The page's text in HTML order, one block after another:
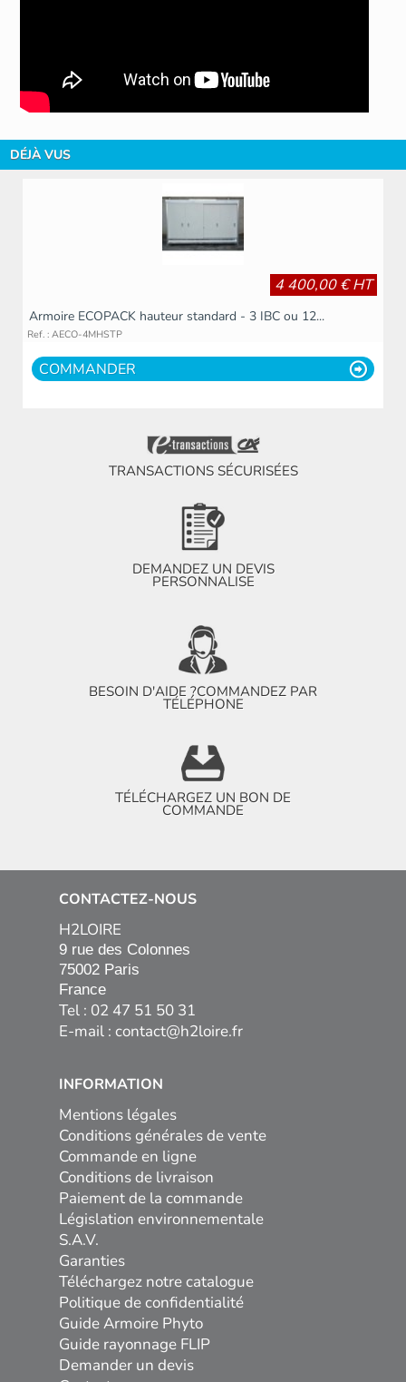
DÉJÀ VUS
4 400,00 € HT
Armoire ECOPACK hauteur standard - 3 IBC ou 12...
Ref. : AECO-4MHSTP
COMMANDER
TRANSACTIONS SÉCURISÉES
DEMANDEZ UN DEVIS
PERSONNALISE
BESOIN D'AIDE ?COMMANDEZ PAR
TÉLÉPHONE
TÉLÉCHARGEZ UN BON DE
COMMANDE
CONTACTEZ-NOUS
H2LOIRE
9 rue des Colonnes
75002 Paris
France
Tel : 02 47 51 50 31
E-mail : contact@h2loire.fr
INFORMATION
Mentions légales
Conditions générales de vente
Commande en ligne
Conditions de livraison
Paiement de la commande
Législation environnementale
S.A.V.
Garanties
Téléchargez notre catalogue
Politique de confidentialité
Guide Armoire Phyto
Guide rayonnage FLIP
Demander un devis